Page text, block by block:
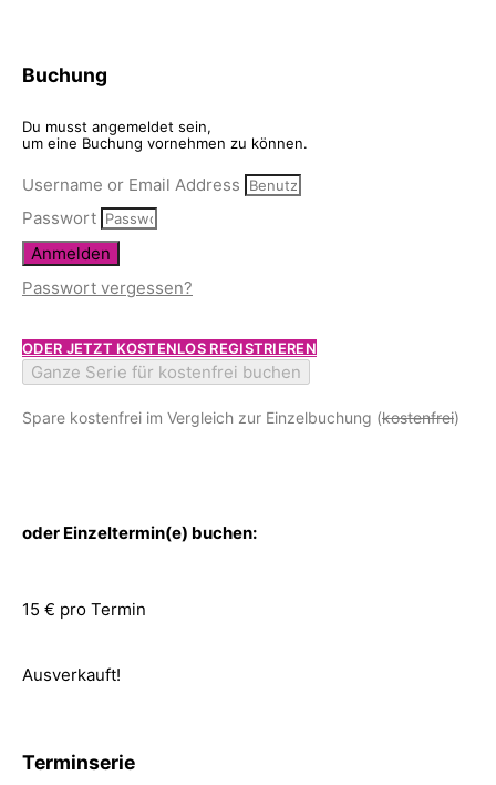
Buchung
Du musst angemeldet sein,
um eine Buchung vornehmen zu können.
Username or Email Address
Passwort
Anmelden
Passwort vergessen?
ODER JETZT KOSTENLOS REGISTRIEREN
Ganze Serie für kostenfrei buchen
Spare kostenfrei im Vergleich zur Einzelbuchung (kostenfrei)
oder Einzeltermin(e) buchen:
15 € pro Termin
Ausverkauft!
Terminserie